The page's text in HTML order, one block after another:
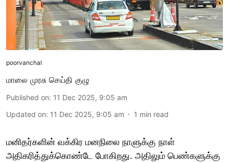
poorvanchal
மாலை முரசு செய்தி குழு
Published on: 11 Dec 2025, 9:05 am
Updated on: 11 Dec 2025, 9:05 am 1 min read
மனிதர்களின் வக்கிர மனநிலை நாளுக்கு நாள்
அதிகரித்துக்கொண்டே போகிறது. அதிலும் பெண்களுக்கு